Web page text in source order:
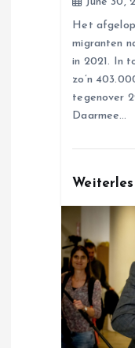
Het
migranten
in 2021. In
zo’n
tegenover
Daarmee…